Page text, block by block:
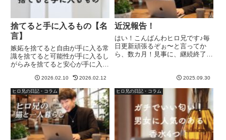
捨てると手に入るもの【名
言】
嫉妬を捨てると自由が手に入る常
識を捨てると可能性が手に入るし
がらみを捨てると安心が手に入る
入る固定概念を捨てると気づきが
手に入る他人の目を捨てると自分
の人生が手に入る
2026.02.10 2026.02.12
近況報告！
はい！こんばんわヒロ兄です♪毎
日更新頑張るぞぉ〜と言ってか
ら、数カ月！見事に、継続終了状
ん！？って、このブログをチェッ
クしてくれているのは恐らく数名
(3人くらいwww)新規記事を更新
2025.09.30
ヒロ兄の日記・コラム ヒロ兄の日記・コラム